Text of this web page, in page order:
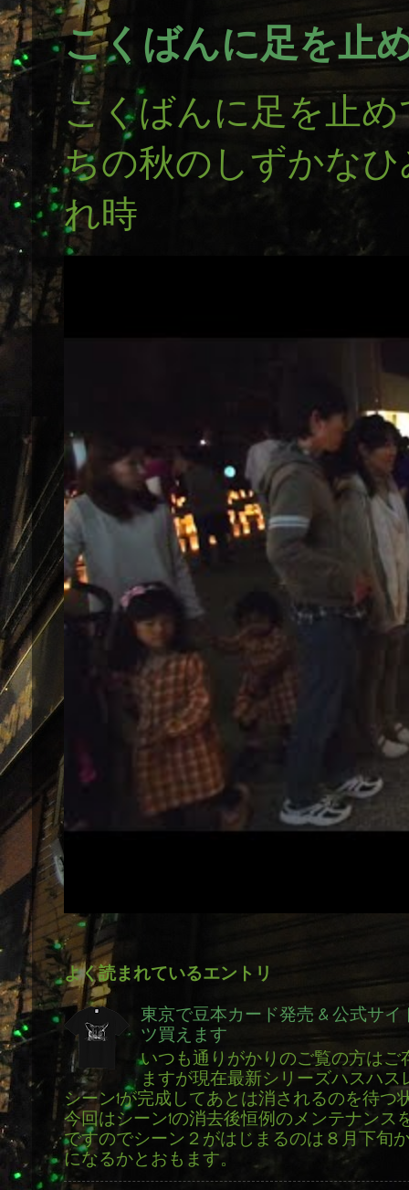
こくばんに足を止
こくばんに足を止
ちの秋のしずかな
れ時
よく読まれているエントリ
東京で豆本カード発売 & 公式サイ
ツ買えます
いつも通りがかりのご覧の方はご
ますが現在最新シリーズハスハス
シーン1が完成してあとは消されるのを待つ
今回はシーン1の消去後恒例のメンテナンス
ですのでシーン２がはじまるのは８月下旬
になるかとおもます。